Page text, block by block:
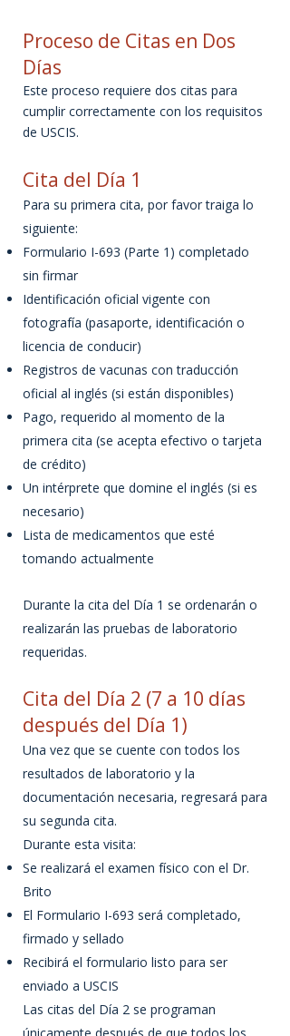
Proceso de Citas en Dos
Días
Este proceso requiere dos citas para
cumplir correctamente con los requisitos
de USCIS.
Cita del Día 1
Para su primera cita, por favor traiga lo
siguiente:
Formulario I-693 (Parte 1) completado
sin firmar
Identificación oficial vigente con
fotografía (pasaporte, identificación o
licencia de conducir)
Registros de vacunas con traducción
oficial al inglés (si están disponibles)
Pago, requerido al momento de la
primera cita (se acepta efectivo o tarjeta
de crédito)
Un intérprete que domine el inglés (si es
necesario)
Lista de medicamentos que esté
tomando actualmente
Durante la cita del Día 1 se ordenarán o
realizarán las pruebas de laboratorio
requeridas.
Cita del Día 2 (7 a 10 días
después del Día 1)
Una vez que se cuente con todos los
resultados de laboratorio y la
documentación necesaria, regresará para
su segunda cita.
Durante esta visita:
Se realizará el examen físico con el Dr.
Brito
El Formulario I-693 será completado,
firmado y sellado
Recibirá el formulario listo para ser
enviado a USCIS
Las citas del Día 2 se programan